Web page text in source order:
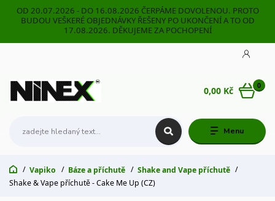
OD 20.07.2026 - DO 16.08.2026 ČERPÁME DOVOLENOU. PROTO
BUDOU VEŠKERÉ OBJEDNÁVKY ŘEŠENY PO UKONČENÍ A TO OD
17.08.2026. DĚKUJEME ZA POCHOPENÍ
Menu
0
0,00 Kč
Vapiko Báze a příchutě
Shake and Vape příchutě
Shake & Vape příchutě - Cake Me Up (CZ)